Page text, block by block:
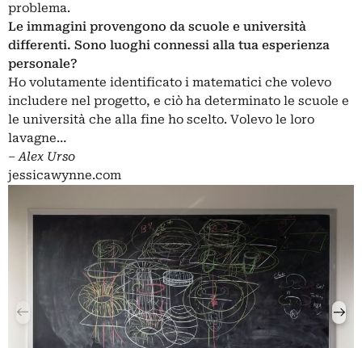
problema.
Le immagini provengono da scuole e università
differenti. Sono luoghi connessi alla tua esperienza
personale?
Ho volutamente identificato i matematici che volevo
includere nel progetto, e ciò ha determinato le scuole e
le università che alla fine ho scelto. Volevo le loro
lavagne…
– Alex Urso
jessicawynne.com